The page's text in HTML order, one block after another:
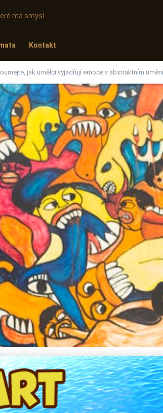
má smysl
Kontakt
jak umělci vyjadřují emoce v abstraktním umění
jak umělci